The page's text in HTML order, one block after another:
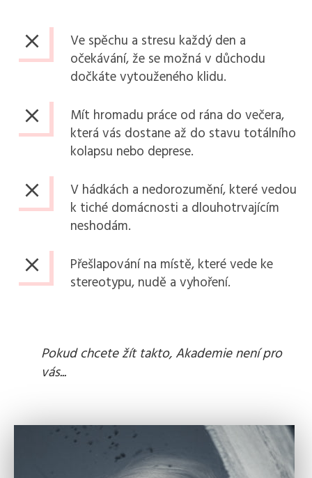
Ve spěchu a stresu každý den a
očekávání, že se možná v důchodu
dočkáte vytouženého klidu.
Mít hromadu práce od rána do večera,
která vás dostane až do stavu totálního
kolapsu nebo deprese.
V hádkách a nedorozumění, které vedou
k tiché domácnosti a dlouhotrvajícím
neshodám.
Přešlapování na místě, které vede ke
stereotypu, nudě a vyhoření.
Pokud chcete žít takto, Akademie není pro
vás...